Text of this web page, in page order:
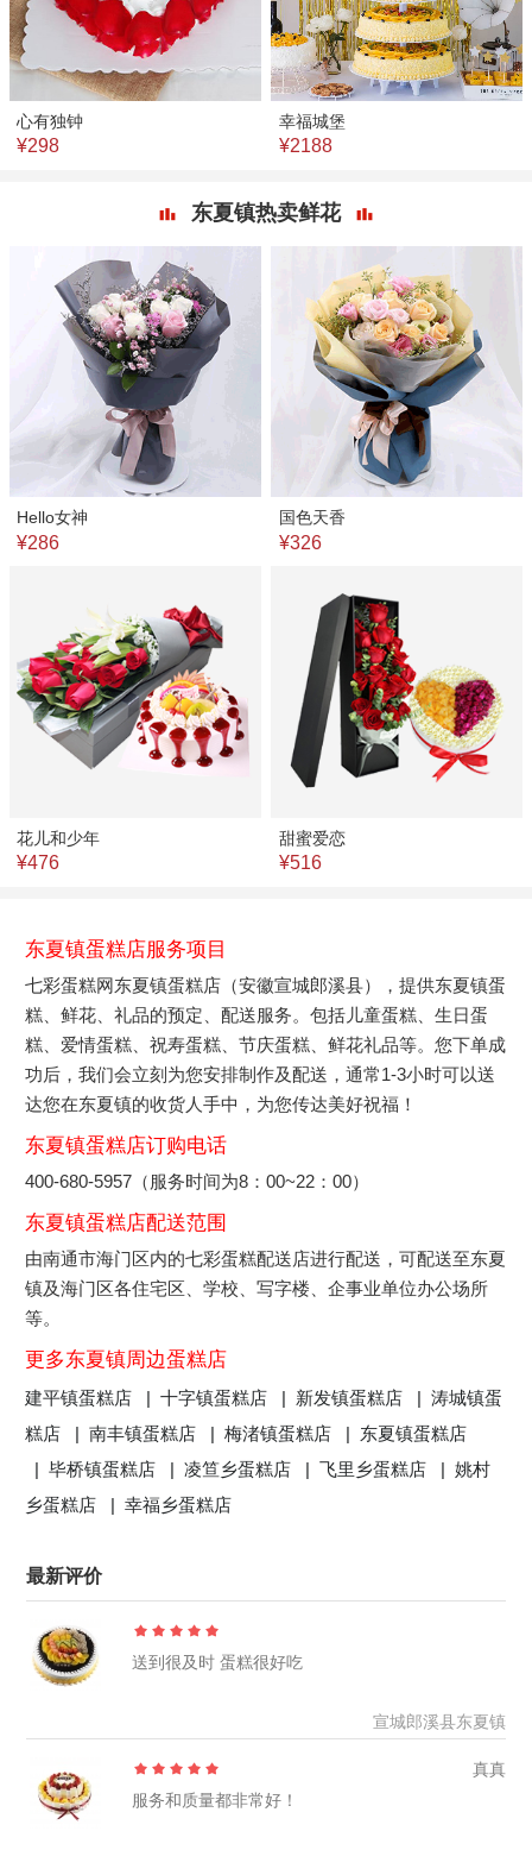
心有独钟
¥298
幸福城堡
¥2188
东夏镇热卖鲜花
Hello女神
¥286
国色天香
¥326
花儿和少年
¥476
甜蜜爱恋
¥516
东夏镇蛋糕店服务项目
七彩蛋糕网东夏镇蛋糕店（安徽宣城郎溪县），提供东夏镇蛋
糕、鲜花、礼品的预定、配送服务。包括儿童蛋糕、生日蛋
糕、爱情蛋糕、祝寿蛋糕、节庆蛋糕、鲜花礼品等。您下单成
功后，我们会立刻为您安排制作及配送，通常1-3小时可以送
达您在东夏镇的收货人手中，为您传达美好祝福！
东夏镇蛋糕店订购电话
400-680-5957（服务时间为8：00~22：00）
东夏镇蛋糕店配送范围
由南通市海门区内的七彩蛋糕配送店进行配送，可配送至东夏
镇及海门区各住宅区、学校、写字楼、企事业单位办公场所
等。
更多东夏镇周边蛋糕店
建平镇蛋糕店 |十字镇蛋糕店 | 新发镇蛋糕店 |涛城镇蛋
糕店 |南丰镇蛋糕店 |梅渚镇蛋糕店 | 东夏镇蛋糕店
|毕桥镇蛋糕店 |凌笪乡蛋糕店 |飞里乡蛋糕店 |姚村
乡蛋糕店 |幸福乡蛋糕店
最新评价
送到很及时 蛋糕很好吃
宣城郎溪县东夏镇
真真
服务和质量都非常好！